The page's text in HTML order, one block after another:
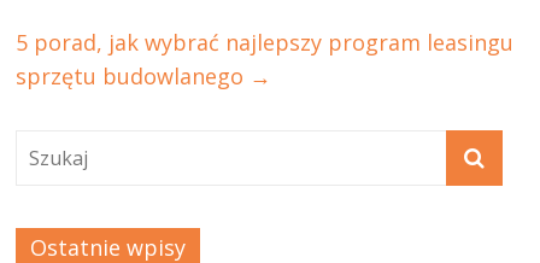
5 porad, jak wybrać najlepszy program leasingu
sprzętu budowlanego →
Ostatnie wpisy